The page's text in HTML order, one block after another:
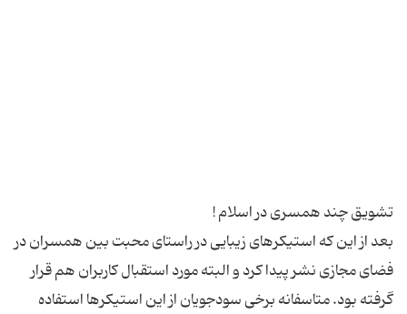
بعد از این که استیکرهای زیبایی در راستای محبت بین همسران در
فضای مجازی نشر پیدا کرد و البته مورد استقبال کاربران هم قرار
گرفته بود. متاسفانه برخی سودجویان از این استیکرها استفاده